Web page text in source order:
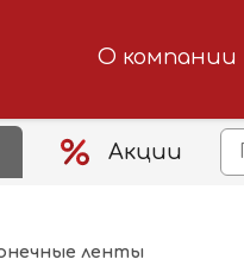
О компании
Акции
ленты